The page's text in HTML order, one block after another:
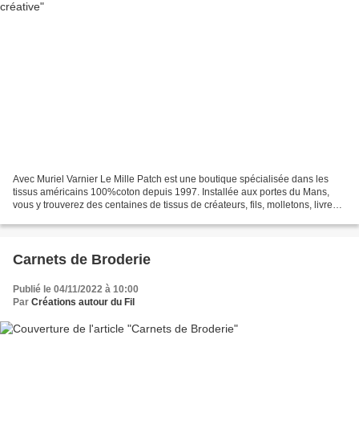
Avec Muriel Varnier Le Mille Patch est une boutique spécialisée dans les
tissus américains 100%coton depuis 1997. Installée aux portes du Mans,
vous y trouverez des centaines de tissus de créateurs, fils, molletons, livres,
Carnets de Broderie
Publié le 04/11/2022 à 10:00
Par Créations autour du Fil